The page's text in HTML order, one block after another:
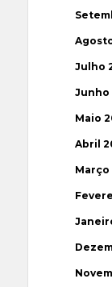
Julho
Junho
Maio
Abril
Março